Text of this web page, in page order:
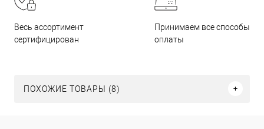
Весь ассортимент
сертифицирован
Принимаем все способы
оплаты
ПОХОЖИЕ ТОВАРЫ (8)